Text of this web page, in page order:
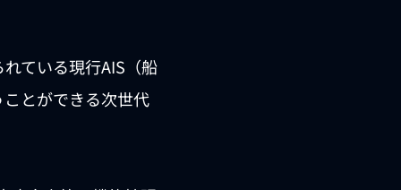
ている現行AIS（船
とができる次世代